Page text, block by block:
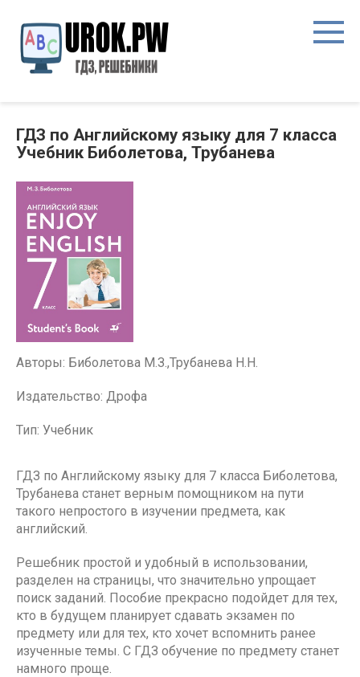
ГДЗ по Английскому языку для 7 класса
Учебник Биболетова, Трубанева
Авторы: Биболетова М.З.,Трубанева Н.Н.
Издательство: Дрофа
Тип: Учебник
ГДЗ по Английскому языку для 7 класса Биболетова,
Трубанева станет верным помощником на пути
такого непростого в изучении предмета, как
английский.
Решебник простой и удобный в использовании,
разделен на страницы, что значительно упрощает
поиск заданий. Пособие прекрасно подойдет для тех,
кто в будущем планирует сдавать экзамен по
предмету или для тех, кто хочет вспомнить ранее
изученные темы. С ГДЗ обучение по предмету станет
намного проще.